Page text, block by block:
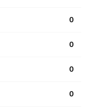
0
0
0
0